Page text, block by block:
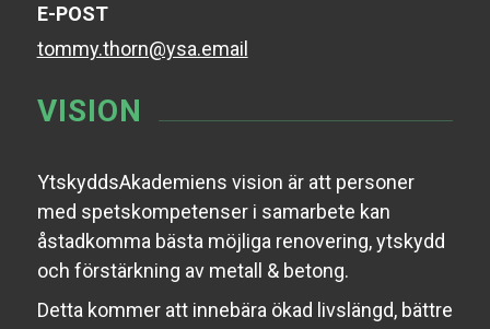
E-POST
tommy.thorn@ysa.email
VISION
YtskyddsAkademiens vision är att personer
med spetskompetenser i samarbete kan
åstadkomma bästa möjliga renovering, ytskydd
och förstärkning av metall & betong.
Detta kommer att innebära ökad livslängd, bättre